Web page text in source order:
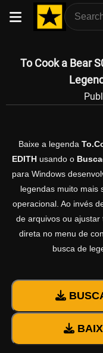
To Cook a Bear
Baixe a legenda
EDITHusando o
para Windows
legendas muito mais
operacional. Ao invés
de arquivos ou
direta no menu de
busca de